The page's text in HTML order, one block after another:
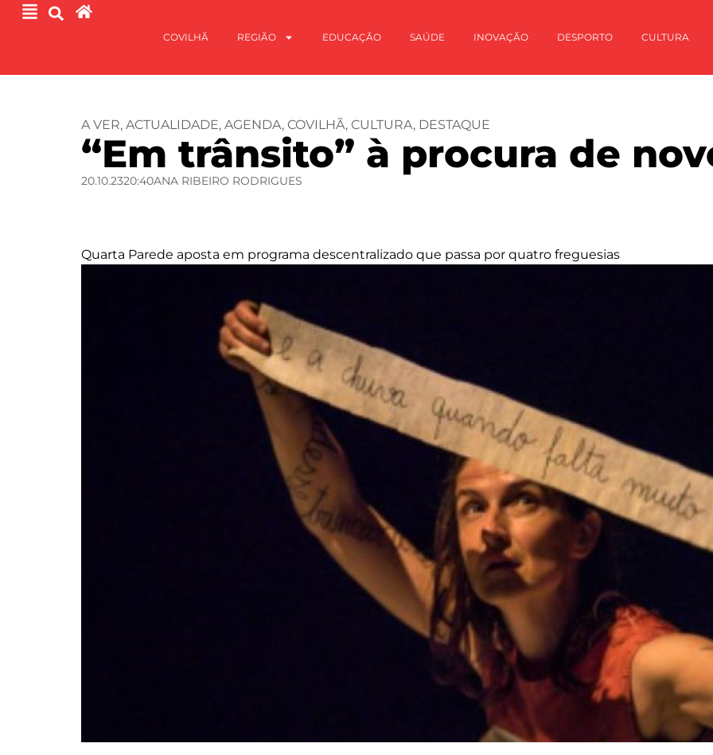
COVILHÃ REGIÃO EDUCAÇÃO SAÚDE INOVAÇÃO DESPORTO CULTURA
A VER, ACTUALIDADE, AGENDA, COVILHÃ, CULTURA, DESTAQUE
“Em trânsito” à procura de
20.10.2320:40ANA RIBEIRO RODRIGUES
Quarta Parede aposta em programa descentralizado que passa por quatro freguesias